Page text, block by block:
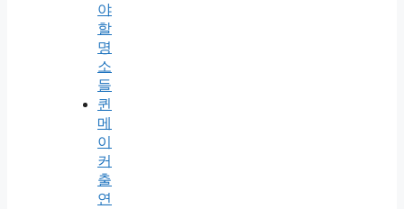
야
할
명
소
들
퀸
메
이
커
출
연